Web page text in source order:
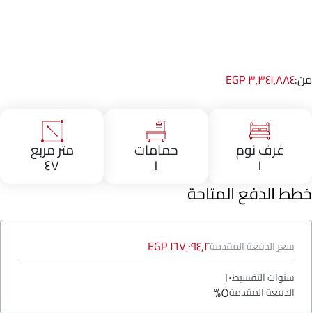
من:٣٬٣٤١٬٨٨٤ EGP
غرف نوم
١
حمامات
١
متر مربع
٤٧
خطط الدفع المتاحة
سعر الدفعة المقدمة١٦٧٬٠٩٤٫٢ EGP
سنوات التقسيط١٠
الدفعة المقدمة٥%